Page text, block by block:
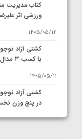
کتاب مدیریت
ورزشی اثر
1405/05/12
کشتی آزاد
با کسب ۳ مدال طلا، ۱ نقره و ۲ مدال برنز
1405/05/11
کشتی آزاد
در پنج وزن
1405/05/11